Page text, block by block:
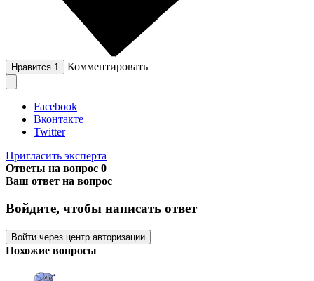
Нравится 1 Комментировать
Facebook
Вконтакте
Twitter
Пригласить эксперта
Ответы на вопрос 0
Ваш ответ на вопрос
Войдите, чтобы написать ответ
Войти через центр авторизации
Похожие вопросы